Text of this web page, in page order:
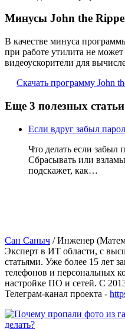
Минусы John the
В качестве минуса
при работе утилита не может
видеоускорители для
Скачать программу John
Еще 3 полезных
Если вдруг забыл
Что делать если забыл
Сбрасывать или
подскажет, как…
Сан Саныч /Инженер
Эксперт в ИТ области, с
статьями. Уже более 15 лет
телефонов и персональных
настройке ПО и сетей. С
Телеграм-канал проекта -